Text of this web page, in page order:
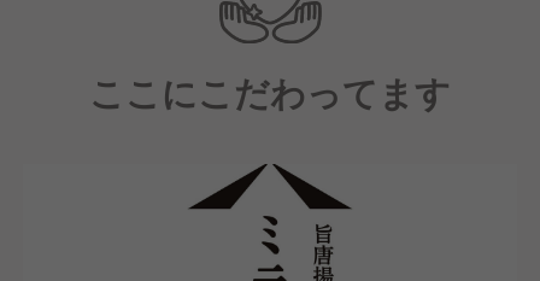
キッチン業務やホール業務、運営業務を学んでいただ
きながら、店長としての一連の業務を学んでいただき
【その後は】約1年～3年の間に店長に昇進し、店舗の
運営を行っていただきます。
ここにこだわってます